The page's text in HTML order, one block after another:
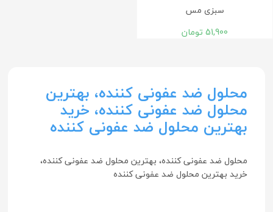
سبزی مس
51,900 تومان
محلول ضد عفونی کننده، بهترین
محلول ضد عفونی کننده، خرید
بهترین محلول ضد عفونی کننده
محلول ضد عفونی کننده، بهترین محلول ضد عفونی کننده،
خرید بهترین محلول ضد عفونی کننده